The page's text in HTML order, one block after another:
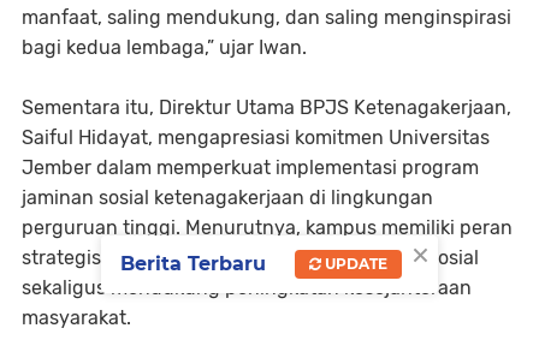
manfaat, saling mendukung, dan saling menginspirasi
bagi kedua lembaga,” ujar Iwan.
Sementara itu, Direktur Utama BPJS Ketenagakerjaan,
Saiful Hidayat, mengapresiasi komitmen Universitas
Jember dalam memperkuat implementasi program
jaminan sosial ketenagakerjaan di lingkungan
perguruan tinggi. Menurutnya, kampus memiliki peran
strategis dalam membangun literasi jaminan sosial
sekaligus mendukung peningkatan kesejahteraan
masyarakat.
×
Berita Terbaru UPDATE